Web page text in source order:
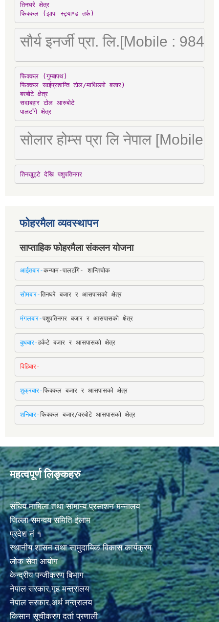
तिनघरे क्षेत्र
फिक्कल (झापा स्ट्याण्ड तर्फ)
सौर्य इनर्जी प्रा. लि.[Mobile :
फिक्कल (गुम्बापथ)
फिक्कल साईप्रशान्ति टोल/माथिल्लो बजार)
बरबोटे क्षेत्र
सदाबहार टोल आरुबोटे
पालटाँगे क्षेत्र
सोलार होम्स प्रा लि नेपाल [Mobile
तिनखुट्टे देखि पशुपतिनगर
फोहरमैला व्यवस्थापन
साप्ताहिक फोहरमैला संकलन योजना
आईतबार-कन्याम-पालटाँगे- शान्तिचोक
सोमबार-तिनघरे बजार र आसपासको क्षेत्र
मंगलबार-पशुपतिनगर बजार र आसपासको क्षेत्र
बुधबार-हर्कटे बजार र आसपासको क्षेत्र
विहिबार-
शुक्रबार-फिक्कल बजार र आसपासको क्षेत्र
शनिबार-फिक्कल बजार/वरबोटे आसपासको क्षेत्र
महत्वपूर्ण लिङ्कहरु
संघिय मामिला तथा सामान्य प्रसाशन मन्नालय
जिल्ला समन्वय समिति ईलाम
प्रदेश नं १
स्थानीय शासन तथा सामुदायिक विकास कार्यक्रम
लोक सेवा आयोग
केन्द्रीय पन्जीकरण बिभाग
नेपाल सरकार,गृह मन्त्रालय
नेपाल सरकार,अर्थ मन्त्रालय
किसान सूचीकरण दर्ता प्रणाली